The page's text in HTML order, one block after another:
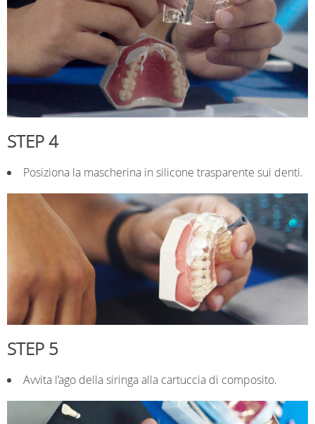
STEP 4
Posiziona la mascherina in silicone trasparente sui denti.
STEP 5
Avvita l’ago della siringa alla cartuccia di composito.